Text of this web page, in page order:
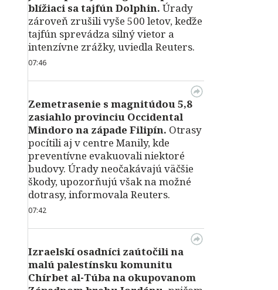
blížiaci sa tajfún Dolphin. Úrady
zároveň zrušili vyše 500 letov, keďže
tajfún sprevádza silný vietor a
intenzívne zrážky, uviedla Reuters.
07:46
Zemetrasenie s magnitúdou 5,8
zasiahlo provinciu Occidental
Mindoro na západe Filipín. Otrasy
pocítili aj v centre Manily, kde
preventívne evakuovali niektoré
budovy. Úrady neočakávajú väčšie
škody, upozorňujú však na možné
dotrasy, informovala Reuters.
07:42
Izraelskí osadníci zaútočili na
malú palestínsku komunitu
Chírbet al-Túba na okupovanom